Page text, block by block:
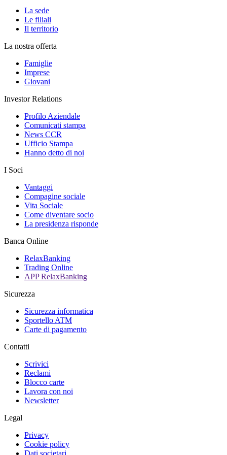
La sede
Le filiali
Il territorio
La nostra offerta
Famiglie
Imprese
Giovani
Investor Relations
Profilo Aziendale
Comunicati stampa
News CCR
Ufficio Stampa
Hanno detto di noi
I Soci
Vantaggi
Compagine sociale
Vita Sociale
Come diventare socio
La presidenza risponde
Banca Online
RelaxBanking
Trading Online
APP RelaxBanking
Sicurezza
Sicurezza informatica
Sportello ATM
Carte di pagamento
Contatti
Scrivici
Reclami
Blocco carte
Lavora con noi
Newsletter
Legal
Privacy
Cookie policy
Dati societari